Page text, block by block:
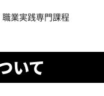
職業実践専門課程
いて